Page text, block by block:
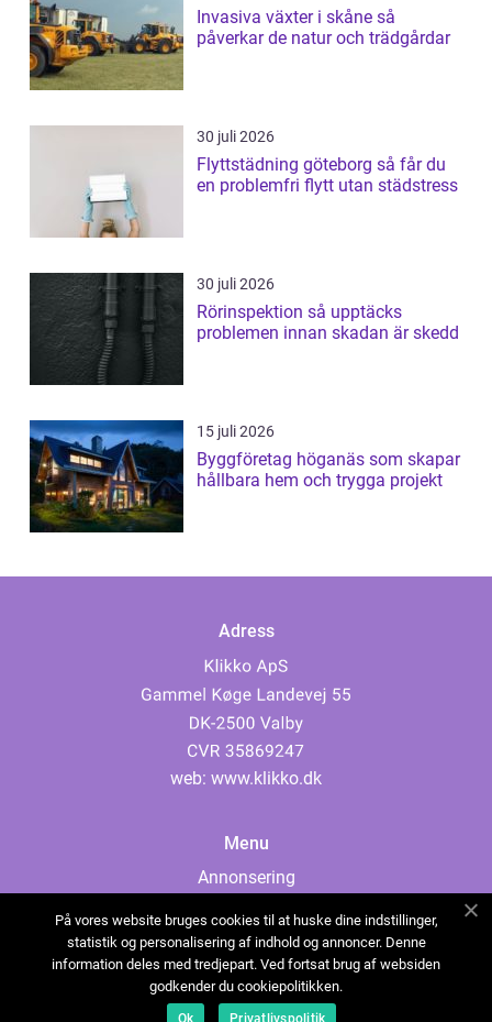
Invasiva växter i skåne så
påverkar de natur och trädgårdar
30 juli 2026
Flyttstädning göteborg så får du
en problemfri flytt utan städstress
30 juli 2026
Rörinspektion så upptäcks
problemen innan skadan är skedd
15 juli 2026
Byggföretag höganäs som skapar
hållbara hem och trygga projekt
Adress
web: www.klikko.dk
Menu
Annonsering
Cookies
Kontakta oss
Sitemap
På vores website bruges cookies til at huske dine indstillinger,
statistik og personalisering af indhold og annoncer. Denne
information deles med tredjepart. Ved fortsat brug af websiden
godkender du cookiepolitikken.
Ok Privatlivspolitik